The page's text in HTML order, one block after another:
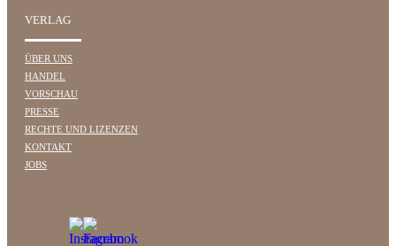
VERLAG
ÜBER UNS
HANDEL
VORSCHAU
PRESSE
RECHTE UND LIZENZEN
KONTAKT
JOBS